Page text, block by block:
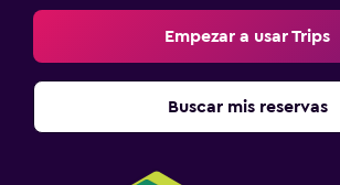
Empezar a usar Trips
Buscar mis reservas